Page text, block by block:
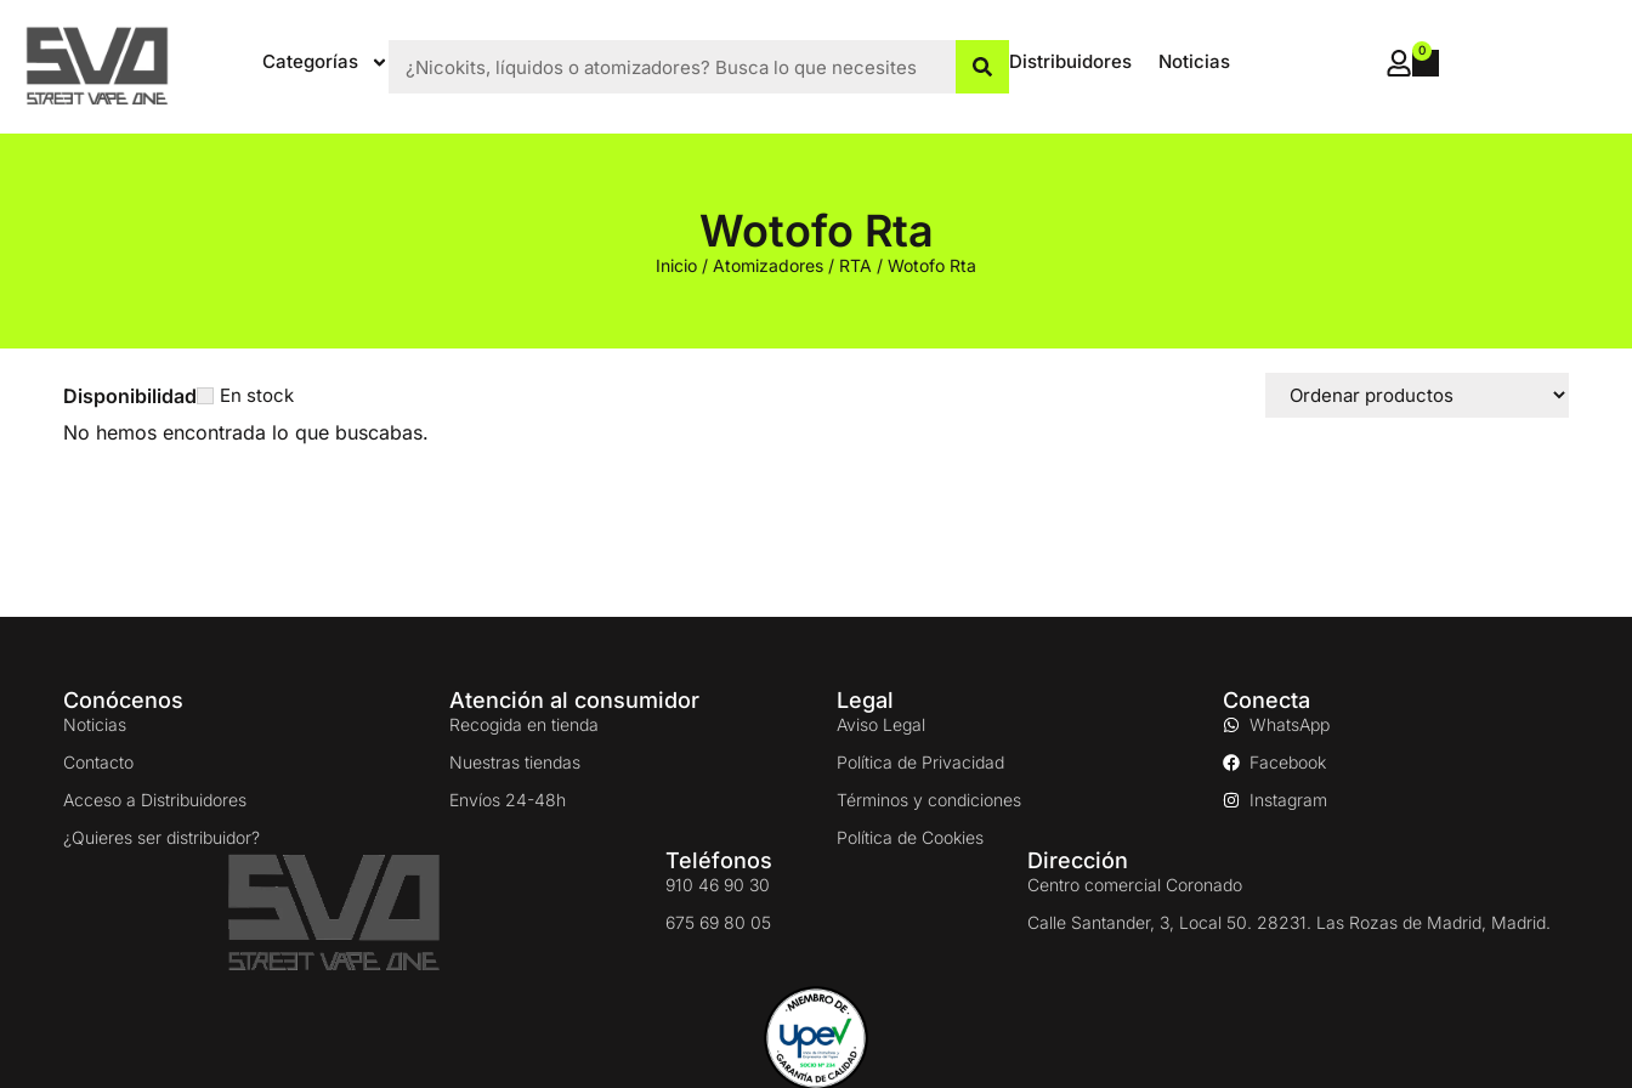
Categorías Distribuidores Noticias 0
Wotofo Rta
Inicio / Atomizadores / RTA / Wotofo Rta
Disponibilidad En stock
No hemos encontrada lo que buscabas.
Conócenos
Noticias
Contacto
Acceso a Distribuidores
¿Quieres ser distribuidor?
Atención al consumidor
Recogida en tienda
Nuestras tiendas
Envíos 24-48h
Legal
Aviso Legal
Política de Privacidad
Términos y condiciones
Política de Cookies
Conecta
WhatsApp
Facebook
Instagram
Teléfonos
910 46 90 30
675 69 80 05
Dirección
Centro comercial Coronado
Calle Santander, 3, Local 50. 28231. Las Rozas de Madrid, Madrid.